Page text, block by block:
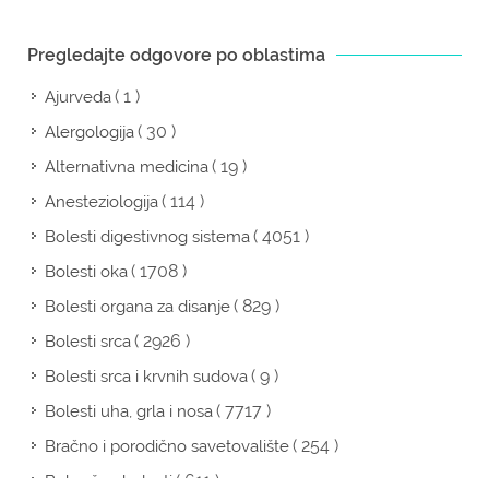
Pregledajte odgovore po oblastima
Ajurveda( 1 )
Alergologija( 30 )
Alternativna medicina( 19 )
Anesteziologija( 114 )
Bolesti digestivnog sistema( 4051 )
Bolesti oka( 1708 )
Bolesti organa za disanje( 829 )
Bolesti srca( 2926 )
Bolesti srca i krvnih sudova( 9 )
Bolesti uha, grla i nosa( 7717 )
Bračno i porodično savetovalište( 254 )